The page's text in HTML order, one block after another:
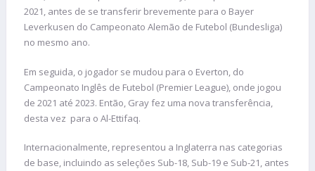
2021, antes de se transferir brevemente para o Bayer
Leverkusen do Campeonato Alemão de Futebol (Bundesliga)
no mesmo ano.
Em seguida, o jogador se mudou para o Everton, do
Campeonato Inglês de Futebol (Premier League), onde jogou
de 2021 até 2023. Então, Gray fez uma nova transferência,
desta vez para o Al-Ettifaq.
Internacionalmente, representou a Inglaterra nas categorias
de base, incluindo as seleções Sub-18, Sub-19 e Sub-21, antes